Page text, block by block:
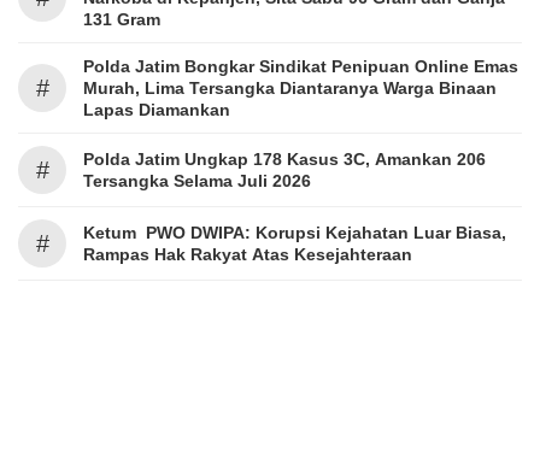
131 Gram
#
Polda Jatim Bongkar Sindikat Penipuan Online Emas
Murah, Lima Tersangka Diantaranya Warga Binaan
Lapas Diamankan
#
Polda Jatim Ungkap 178 Kasus 3C, Amankan 206
Tersangka Selama Juli 2026
#
Ketum PWO DWIPA: Korupsi Kejahatan Luar Biasa,
Rampas Hak Rakyat Atas Kesejahteraan